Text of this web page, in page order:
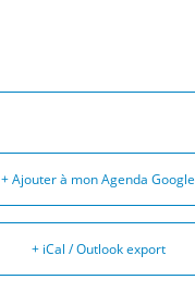
+ Ajouter à mon Agenda Google
+ iCal / Outlook export